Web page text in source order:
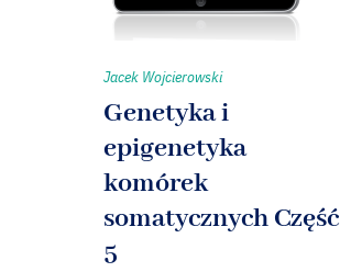
Jacek Wojcierowski
Genetyka i
epigenetyka
komórek
somatycznych Część
5